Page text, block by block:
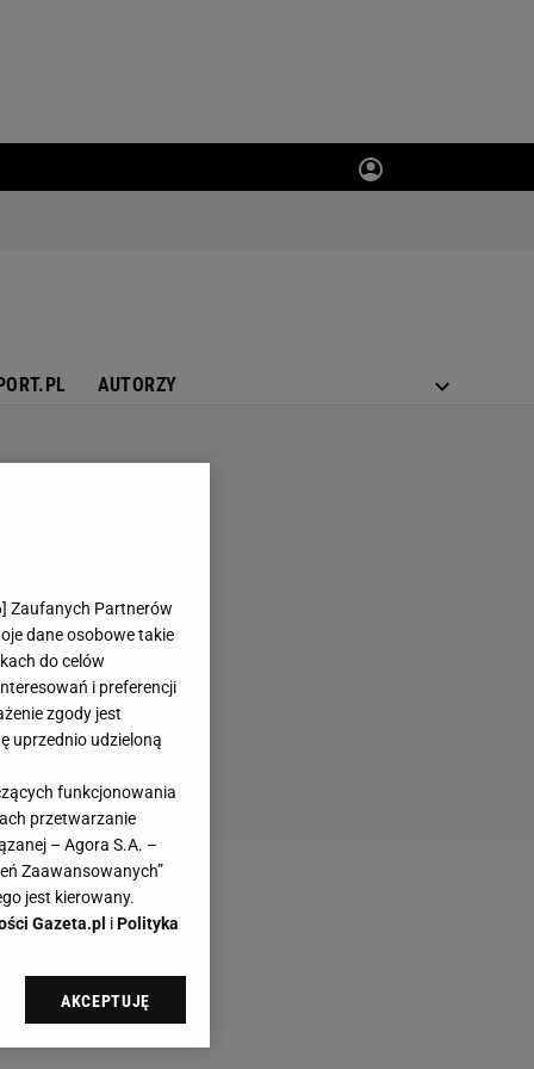
AUTORZY
] Zaufanych Partnerów
dane osobowe takie
do celów
i preferencji
zgody jest
uprzednio udzieloną
funkcjonowania
przetwarzanie
– Agora S.A. –
Zaawansowanych”
jest kierowany.
Gazeta.pl iPolityka
sp. z o.o., jej
swoje preferencje
AKCEPTUJĘ